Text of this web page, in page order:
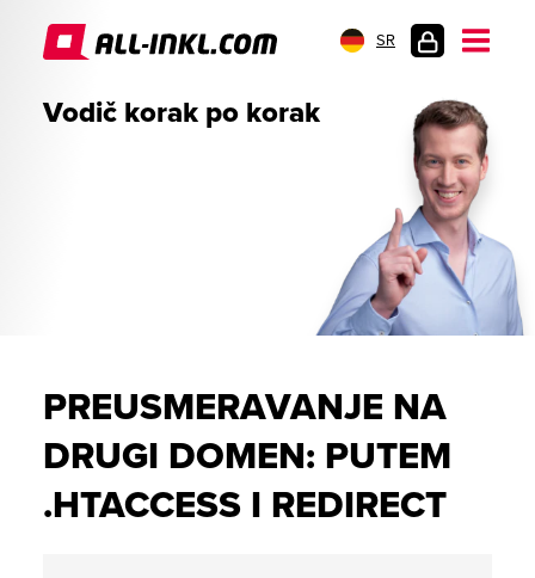
SR
Vodič korak po korak
PREUSMERAVANJE NA
DRUGI DOMEN: PUTEM
.HTACCESS I REDIRECT